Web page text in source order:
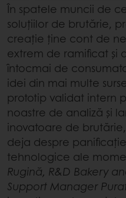
​În spatele muncii de
soluțiilor de brutărie,
creație ține cont de
extrem de ramificat și
întocmai de
idei din mai multe
prototip validat intern
noastre de analiză și
inovatoare de
deja despre
tehnologice ale
Rugină, R&D Bakery
Support Manager